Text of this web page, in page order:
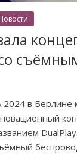
2024 в Берлине